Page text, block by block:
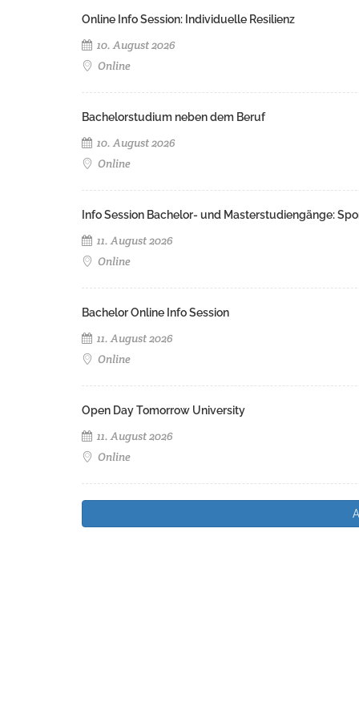
Online Info Session: Individuelle Resilienz
10. August 2026
Online
Bachelorstudium neben dem Beruf
10. August 2026
Online
Info Session Bachelor- und Masterstudiengänge:
11. August 2026
Online
Bachelor Online Info Session
11. August 2026
Online
Open Day Tomorrow University
11. August 2026
Online